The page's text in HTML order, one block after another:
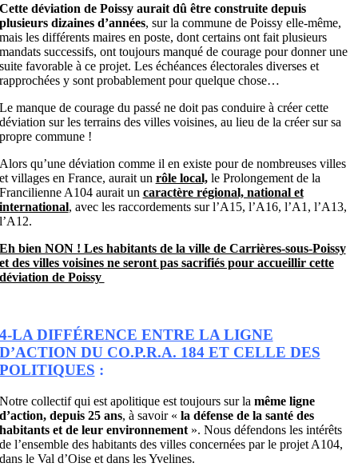
déviation de Poissy aurait dû être construite depuis
dizaines d’années, sur la commune de Poissy elle-même,
les différents maires en poste, dont certains ont fait plusieurs
successifs, ont toujours manqué de courage pour donner une
favorable à ce projet. Les échéances électorales diverses et
y sont probablement pour quelque chose…
manque de courage du passé ne doit pas conduire à créer cette
sur les terrains des villes voisines, au lieu de la créer sur sa
commune !
qu’une déviation comme il en existe pour de nombreuses villes
villages en France, aurait un rôle local, le Prolongement de la
A104 aurait un caractère régional, national et
, avec les raccordements sur l’A15, l’A16, l’A1, l’A13,
bien NON ! Les habitants de la ville de Carrières-sous-Poissy
des villes voisines ne seront pas sacrifiés pour accueillir cette
de Poissy
LA DIFFÉRENCE ENTRE LA LIGNE
DU CO.P.R.A. 184 ET CELLE DES
:
collectif qui est apolitique est toujours sur la même ligne
depuis 25 ans, à savoir « la défense de la santé des
et de leur environnement». Nous défendons les intérêts
l’ensemble des habitants des villes concernées par le projet A104,
le Val d’Oise et dans les Yvelines.